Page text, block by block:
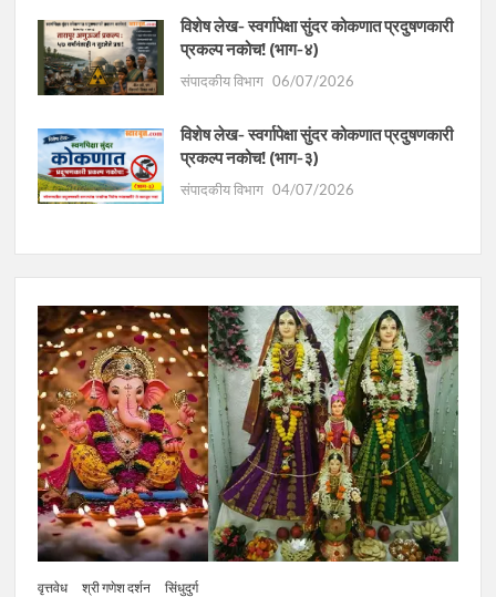
विशेष लेख- स्वर्गापेक्षा सुंदर कोकणात प्रदुषणकारी
प्रकल्प नकोच! (भाग-४)
संपादकीय विभाग 06/07/2026
विशेष लेख- स्वर्गापेक्षा सुंदर कोकणात प्रदुषणकारी
प्रकल्प नकोच! (भाग-३)
संपादकीय विभाग 04/07/2026
वृत्तवेध श्री गणेश दर्शन सिंधुदुर्ग